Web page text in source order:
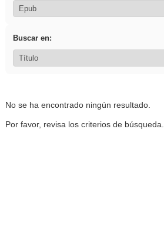
Buscar en:
No se ha encontrado ningún resultado.
Por favor, revisa los criterios de búsqueda.